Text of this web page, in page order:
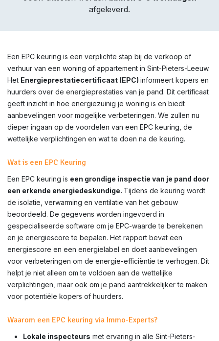
afgeleverd.
Een EPC keuring is een verplichte stap bij de verkoop of
verhuur van een woning of appartement in Sint-Pieters-Leeuw.
Het Energieprestatiecertificaat (EPC) informeert kopers en
huurders over de energieprestaties van je pand. Dit certificaat
geeft inzicht in hoe energiezuinig je woning is en biedt
aanbevelingen voor mogelijke verbeteringen. We zullen nu
dieper ingaan op de voordelen van een EPC keuring, de
wettelijke verplichtingen en wat te doen na de keuring.
Wat is een EPC Keuring
Een EPC keuring is een grondige inspectie van je pand door
een erkende energiedeskundige. Tijdens de keuring wordt
de isolatie, verwarming en ventilatie van het gebouw
beoordeeld. De gegevens worden ingevoerd in
gespecialiseerde software om je EPC-waarde te berekenen
en je energiescore te bepalen. Het rapport bevat een
energiescore en een energielabel en doet aanbevelingen
voor verbeteringen om de energie-efficiëntie te verhogen. Dit
helpt je niet alleen om te voldoen aan de wettelijke
verplichtingen, maar ook om je pand aantrekkelijker te maken
voor potentiële kopers of huurders.
Waarom een EPC keuring via Immo-Experts?
Lokale inspecteurs met ervaring in alle Sint-Pieters-